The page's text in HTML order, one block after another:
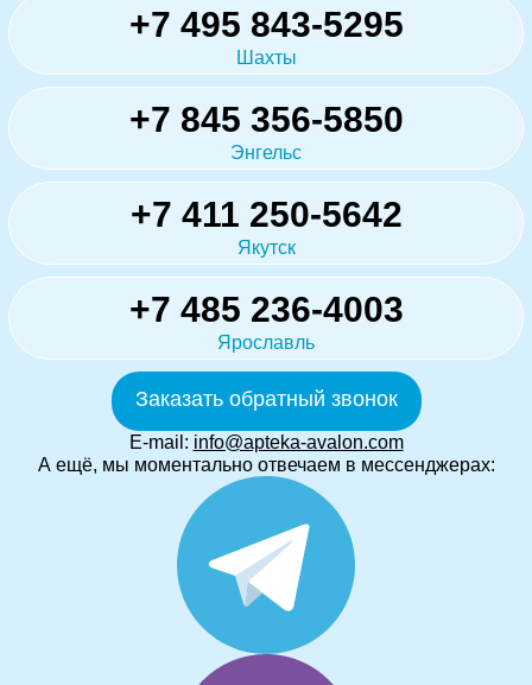
+7 495 843-5295
Шахты
+7 845 356-5850
Энгельс
+7 411 250-5642
Якутск
+7 485 236-4003
Ярославль
Заказать обратный звонок
E-mail: info@apteka-avalon.com
А ещё, мы моментально отвечаем в мессенджерах: